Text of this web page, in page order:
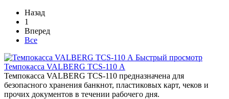
Назад
1
Вперед
Все
Быстрый просмотр
Темпокасса VALBERG TCS-110 А
Темпокасса VALBERG TCS-110 предназначена для
безопасного хранения банкнот, пластиковых карт, чеков и
прочих документов в течении рабочего дня.